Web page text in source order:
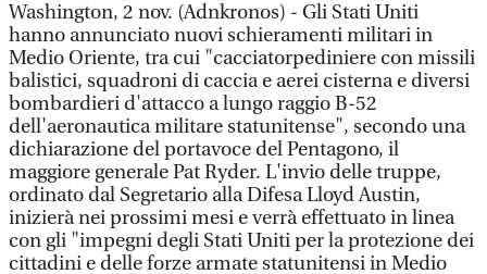
Washington, 2 nov. (Adnkronos) - Gli Stati Uniti
hanno annunciato nuovi schieramenti militari in
Medio Oriente, tra cui "cacciatorpediniere con missili
balistici, squadroni di caccia e aerei cisterna e diversi
bombardieri d'attacco a lungo raggio B-52
dell'aeronautica militare statunitense", secondo una
dichiarazione del portavoce del Pentagono, il
maggiore generale Pat Ryder. L'invio delle truppe,
ordinato dal Segretario alla Difesa Lloyd Austin,
inizierà nei prossimi mesi e verrà effettuato in linea
con gli "impegni degli Stati Uniti per la protezione dei
cittadini e delle forze armate statunitensi in Medio